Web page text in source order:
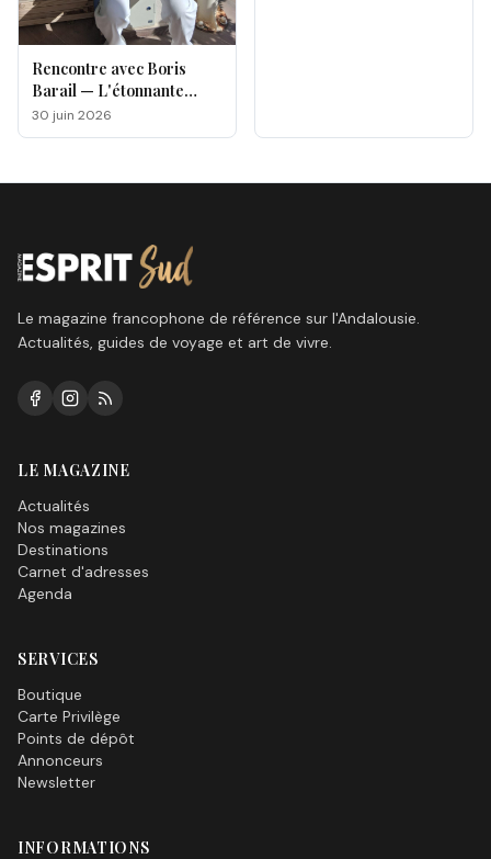
Rencontre avec Boris
Barail — L'étonnante
odyssée d'un électron
voyageur
30 juin 2026
Le magazine francophone de référence sur l'Andalousie.
Actualités, guides de voyage et art de vivre.
LE MAGAZINE
Actualités
Nos magazines
Destinations
Carnet d'adresses
Agenda
SERVICES
Boutique
Carte Privilège
Points de dépôt
Annonceurs
Newsletter
INFORMATIONS